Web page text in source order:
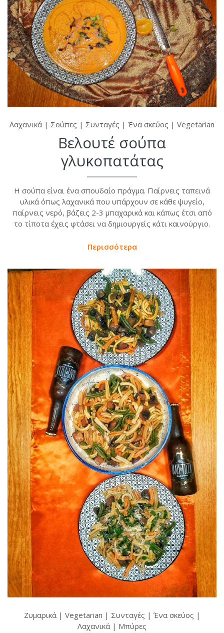
Λαχανικά | Σούπες | Συνταγές | Ένα σκεύος | Vegetarian
Βελουτέ σούπα
γλυκοπατάτας
Η σούπα είναι ένα σπουδαίο πράγμα. Παίρνεις ταπεινά
υλικά όπως λαχανικά που υπάρχουν σε κάθε ψυγείο,
παίρνεις νερό, βάζεις 2-3 μπαχαρικά και κάπως έτσι από
το τίποτα έχεις φτάσει να δημιουργείς κάτι καινούργιο.
Περισσότερα
Ζυμαρικά| Vegetarian | Συνταγές | Ένα σκεύος |
Λαχανικά | Μπύρες